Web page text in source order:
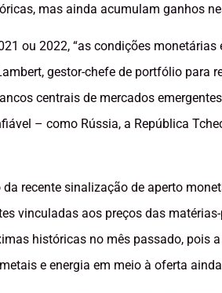
mas ainda acumulam ganhos
ou 2022, “as condições monetárias
gestor-chefe de portfólio para
centrais de mercados
– como Rússia, a República
recente sinalização de aperto
vinculadas aos preços das
históricas no mês passado, pois
e energia em meio à oferta